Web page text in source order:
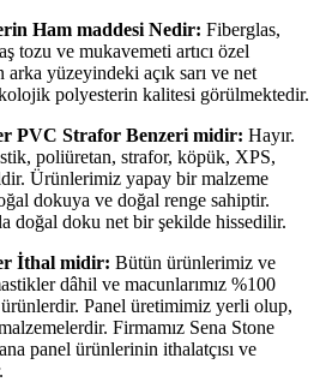
Ham maddesi Nedir: Fiberglas,
tozu ve mukavemeti artıcı özel
yüzeyindeki açık sarı ve net
polyesterin kalitesi görülmektedir.
PVC Strafor Benzeri midir: Hayır.
poliüretan, strafor, köpük, XPS,
Ürünlerimiz yapay bir malzeme
dokuya ve doğal renge sahiptir.
doğal doku net bir şekilde hissedilir.
İthal midir: Bütün ürünlerimiz ve
dâhil ve macunlarımız %100
Panel üretimimiz yerli olup,
Firmamız Sena Stone
panel ürünlerinin ithalatçısı ve